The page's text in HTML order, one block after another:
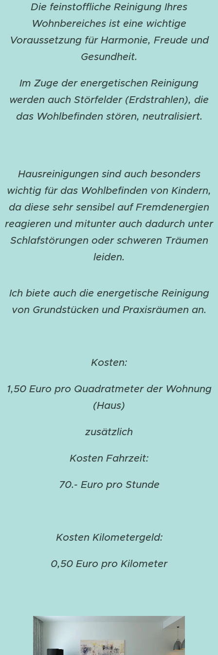
Die feinstoffliche Reinigung Ihres
Wohnbereiches ist eine wichtige
Voraussetzung für Harmonie, Freude und
Gesundheit.
Im Zuge der energetischen Reinigung
werden auch Störfelder (Erdstrahlen), die
das Wohlbefinden stören, neutralisiert.
Hausreinigungen sind auch besonders
wichtig für das Wohlbefinden von Kindern,
da diese sehr sensibel auf Fremdenergien
reagieren und mitunter auch dadurch unter
Schlafstörungen oder schweren Träumen
leiden.
Ich biete auch die energetische Reinigung
von Grundstücken und Praxisräumen an.
Kosten:
1,50 Euro pro Quadratmeter der Wohnung
(Haus)
zusätzlich
Kosten Fahrzeit:
70.- Euro pro Stunde
Kosten Kilometergeld:
0,50 Euro pro Kilometer